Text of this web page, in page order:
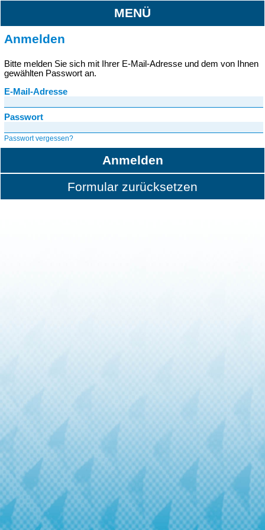
MENÜ
Anmelden
Bitte melden Sie sich mit Ihrer E-Mail-Adresse und dem von Ihnen
gewählten Passwort an.
E-Mail-Adresse
Passwort
Passwort vergessen?
Anmelden
Formular zurücksetzen